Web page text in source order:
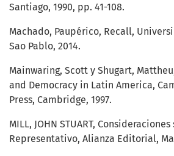
Santiago, 1990, pp. 41-108.
Machado, Paupérico, Recall,
Sao Pablo, 2014.
Mainwaring, Scott y Shugart,
and Democracy in Latin America,
Press, Cambridge, 1997.
MILL, JOHN STUART,
Representativo, Alianza Editorial,